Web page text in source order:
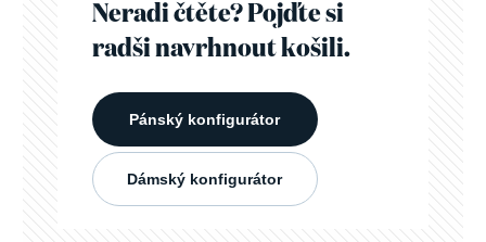
Neradi čtěte? Pojďte si
radši navrhnout košili.
Pánský konfigurátor
Dámský konfigurátor